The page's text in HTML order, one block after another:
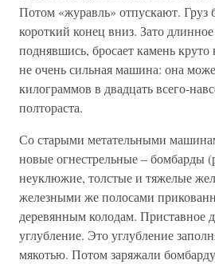
Потом «журавль» отпускают. Груз
короткий конец вниз. Зато
поднявшись, бросает камень
не очень сильная машина: она
килограммов в двадцать всего-
полтораста.
Со старыми метательными
новые огнестрельные – бомбарды
неуклюжие, толстые и тяжелые
железными же полосами
деревянным колодам. Приставное
углубление. Это углубление
мякотью. Потом заряжали